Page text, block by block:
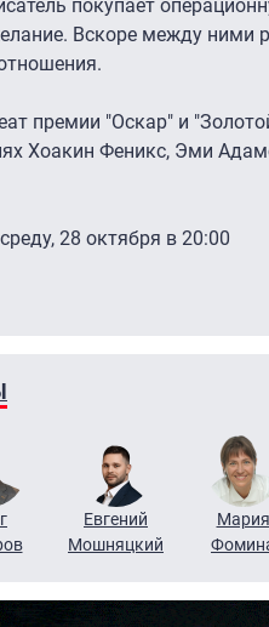
покупает
Вскоре между ними
премии "Оскар" и
Хоакин Феникс, Эми
28 октября в 20:00
Евгений
Мошняцкий
Мария